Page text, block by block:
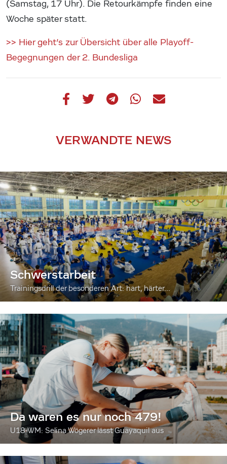
(Samstag, 17 Uhr). Die Retourkämpfe finden eine
Woche später statt.
>> Hier geht’s zur Übersicht über alle Playoff-
Begegnungen der 2. Bundesliga
VERWANDTE NEWS
Schwerstarbeit
Trainingsdrill der besonderen Art: hart, härter...
Da waren es nur noch 479!
U18-WM: Selina Wögerer lässt Guayaquil aus